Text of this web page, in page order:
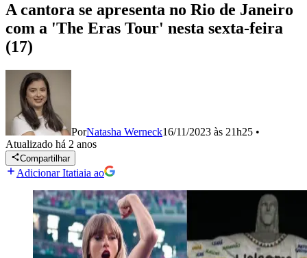
A cantora se apresenta no Rio de Janeiro
com a 'The Eras Tour' nesta sexta-feira
(17)
PorNatasha Werneck16/11/2023 às 21h25 •
Atualizado há 2 anos
Compartilhar
Adicionar Itatiaia ao